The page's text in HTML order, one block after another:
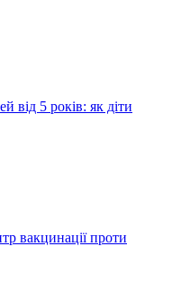
від 5 років: як діти
вакцинації проти